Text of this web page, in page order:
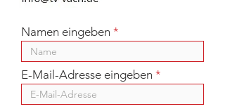
Namen eingeben
E-Mail-Adresse eingeben